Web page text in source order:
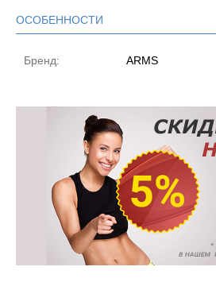
ОСОБЕННОСТИ
Бренд: ARMS